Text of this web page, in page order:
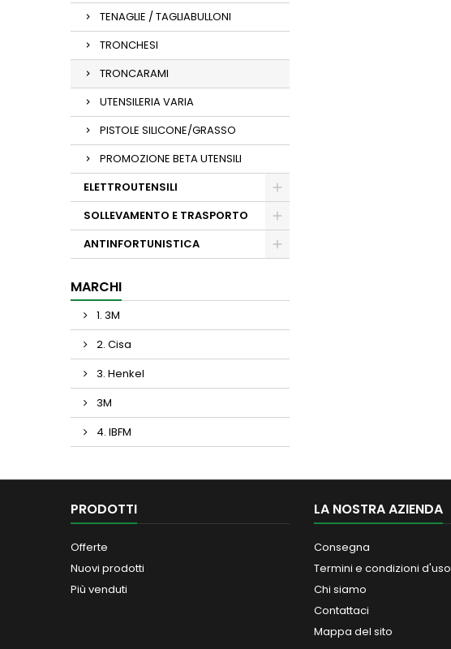
TENAGLIE / TAGLIABULLONI
TRONCHESI
TRONCARAMI
UTENSILERIA VARIA
PISTOLE SILICONE/GRASSO
PROMOZIONE BETA UTENSILI
ELETTROUTENSILI
SOLLEVAMENTO E TRASPORTO
ANTINFORTUNISTICA
MARCHI
1. 3M
2. Cisa
3. Henkel
3M
4. IBFM
PRODOTTI
Offerte
Nuovi prodotti
Più venduti
LA NOSTRA AZIENDA
Consegna
Termini e condizioni d'uso
Chi siamo
Contattaci
Mappa del sito